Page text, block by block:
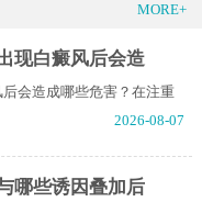
MORE+
现白癜风后会造
会造成哪些危害？在注重
2026-08-07
哪些诱因叠加后